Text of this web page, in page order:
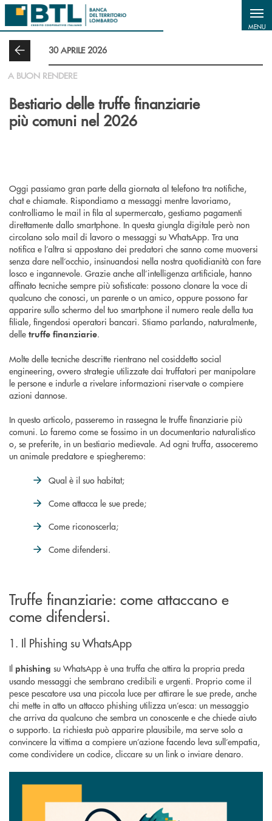
Salta al contenuto principale
MENU
30 APRILE 2026
A BUON RENDERE
Bestiario delle truffe finanziarie
più comuni nel 2026
Oggi passiamo gran parte della giornata al telefono tra notifiche,
chat e chiamate. Rispondiamo a messaggi mentre lavoriamo,
controlliamo le mail in fila al supermercato, gestiamo pagamenti
direttamente dallo smartphone. In questa giungla digitale però non
circolano solo mail di lavoro o messaggi su WhatsApp. Tra una
notifica e l’altra si appostano dei predatori che sanno come muoversi
senza dare nell’occhio, insinuandosi nella nostra quotidianità con fare
losco e ingannevole. Grazie anche all’intelligenza artificiale, hanno
affinato tecniche sempre più sofisticate: possono clonare la voce di
qualcuno che conosci, un parente o un amico, oppure possono far
apparire sullo schermo del tuo smartphone il numero reale della tua
filiale, fingendosi operatori bancari. Stiamo parlando, naturalmente,
delle truffe finanziarie.
Molte delle tecniche descritte rientrano nel cosiddetto social
engineering, ovvero strategie utilizzate dai truffatori per manipolare
le persone e indurle a rivelare informazioni riservate o compiere
azioni dannose.
In questo articolo, passeremo in rassegna le truffe finanziarie più
comuni. Lo faremo come se fossimo in un documentario naturalistico
o, se preferite, in un bestiario medievale. Ad ogni truffa, assoceremo
un animale predatore e spiegheremo:
Qual è il suo habitat;
Come attacca le sue prede;
Come riconoscerla;
Come difendersi.
Truffe finanziarie: come attaccano e
come difendersi.
1. Il Phishing su WhatsApp
Il phishing su WhatsApp è una truffa che attira la propria preda
usando messaggi che sembrano credibili e urgenti. Proprio come il
pesce pescatore usa una piccola luce per attirare le sue prede, anche
chi mette in atto un attacco phishing utilizza un’esca: un messaggio
che arriva da qualcuno che sembra un conoscente e che chiede aiuto
o supporto. La richiesta può apparire plausibile, ma serve solo a
convincere la vittima a compiere un’azione facendo leva sull’empatia,
come condividere un codice, cliccare su un link o inviare denaro.